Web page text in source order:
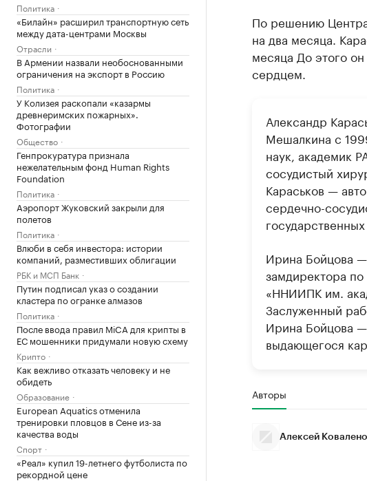
Политика
«Билайн» расширил транспортную сеть
между дата-центрами Москвы
Отрасли
В Армении назвали необоснованными
ограничения на экспорт в Россию
Политика
У Колизея раскопали «казармы
древнеримских пожарных».
Фотографии
Общество
Генпрокуратура признала
нежелательным фонд Human Rights
Foundation
Политика
Аэропорт Жуковский закрыли для
полетов
Политика
Влюби в себя инвестора: истории
компаний, разместивших облигации
РБК и МСП Банк
Путин подписал указ о создании
кластера по огранке алмазов
Политика
После ввода правил MiCA для крипты в
ЕС мошенники придумали новую схему
Крипто
Как вежливо отказать человеку и не
обидеть
Образование
European Aquatics отменила
тренировки пловцов в Сене из-за
качества воды
Спорт
«Реал» купил 19-летнего футболиста по
рекордной цене
По решению
на два месяца.
месяца До этого
сердцем.
Александр
Мешалкина с
наук, академик
сосудистый
Караськов —
сердечно-
Ирина Бойцова —
замдиректора
«ННИИПК им.
Заслуженный
Ирина Бойцова
выдающегося
Авторы
Алексей